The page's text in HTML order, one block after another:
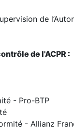
de
de l'ACPR :
- Pro-BTP
- Allianz